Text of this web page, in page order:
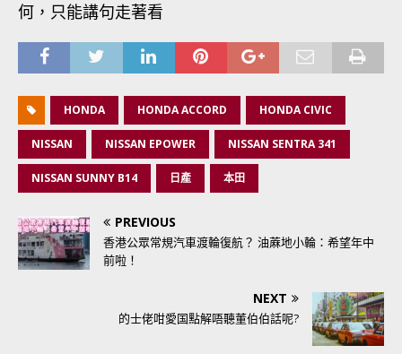
何，只能講句走著看
HONDA HONDA ACCORD HONDA CIVIC
NISSAN NISSAN EPOWER NISSAN SENTRA 341
NISSAN SUNNY B14 日產 本田
PREVIOUS
香港公眾常規汽車渡輪復航？ 油蔴地小輪：希望年中
前啦！
NEXT
的士佬咁愛国點解唔聽董伯伯話呢?